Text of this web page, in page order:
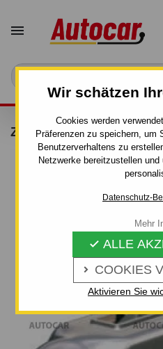
Wir schätzen
Cookies werden
Präferenzen zu speichern, um
Benutzerverhaltens zu
Netzwerke bereitzustellen
Datenschutz-
 COOKIES
 ALLE
Aktivieren Sie
Mehr

ZUGKUGELKUPPLUNG